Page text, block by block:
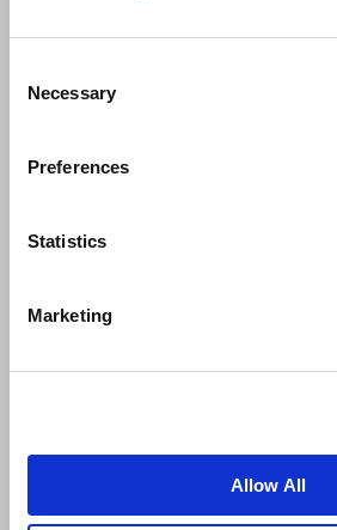
Selection
Necessary
Preferences
Statistics
Marketing
Allow All